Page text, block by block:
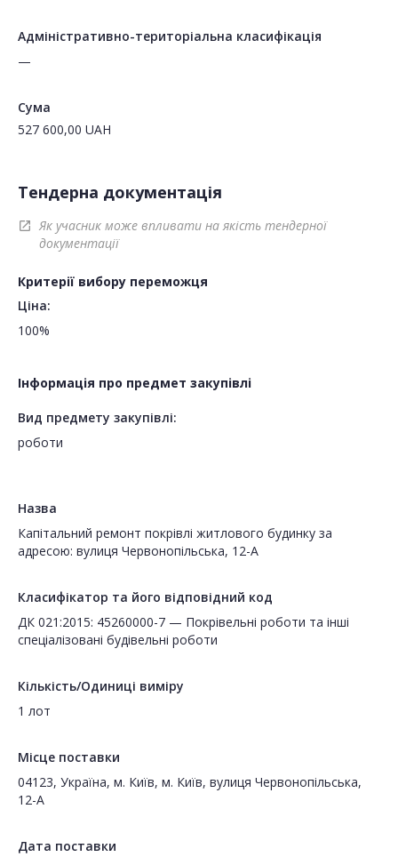
Адміністративно-територіальна класифікація
—
Сума
527 600,00 UAH
Тендерна документація
open_in_new
Як учасник може впливати на якість тендерної
документації
Критерії вибору переможця
Ціна:
100%
Інформація про предмет закупівлі
Вид предмету закупівлі:
роботи
Назва
Капітальний ремонт покрівлі житлового будинку за
адресою: вулиця Червонопільська, 12-А
Класифікатор та його відповідний код
ДК 021:2015: 45260000-7 — Покрівельні роботи та інші
спеціалізовані будівельні роботи
Кількість/Одиниці виміру
1 лот
Місце поставки
04123, Україна, м. Київ, м. Київ, вулиця Червонопільська,
12-А
Дата поставки